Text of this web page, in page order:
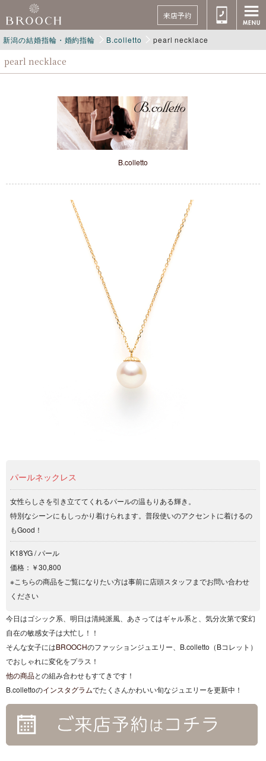
来店予約
新潟の結婚指輪・婚約指輪 B.colletto pearl necklace
pearl necklace
B.colletto
パールネックレス
女性らしさを引き立ててくれるパールの温もりある輝き。
特別なシーンにもしっかり着けられます。普段使いのアクセントに着けるの
もGood！
K18YG / パール
価格：￥30,800
※こちらの商品をご覧になりたい方は事前に店頭スタッフまでお問い合わせ
ください
今日はゴシック系、明日は清純派風、あさってはギャル系と、気分次第で変幻
自在の敏感女子は大忙し！！
そんな女子にはBROOCHのファッションジュエリー、B.colletto（Bコレット）
でおしゃれに変化をプラス！
他の商品との組み合わせもすてきです！
B.collettoのインスタグラムでたくさんかわいい旬なジュエリーを更新中！